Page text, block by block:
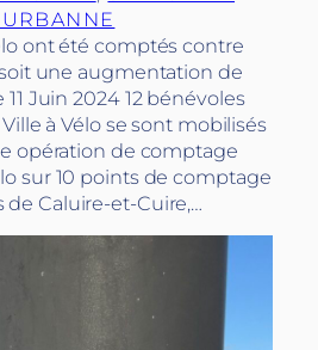
ont été comptés contre
une augmentation de
11 Juin 2024 12 bénévoles
à Vélo se sont mobilisés
opération de comptage
sur 10 points de comptage
Caluire-et-Cuire,…